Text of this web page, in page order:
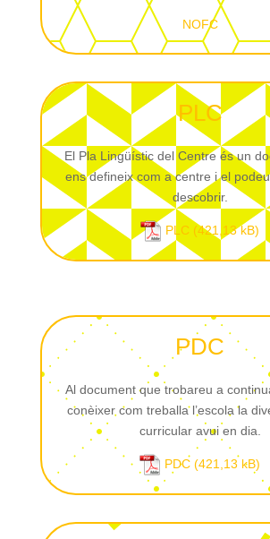
NOFC
PLC
El Pla Lingüístic del Centre és un
ens defineix com a centre i el
descobrir.
PLC
PDC
Al document que trobareu a
conèixer com treballa l’escola la
curricular avui en dia.
PDC